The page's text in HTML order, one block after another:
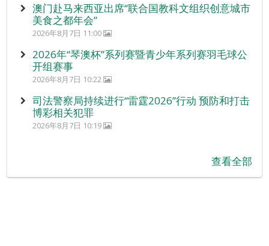
澳门赴马来西亚出席“联合国教科文组织创意城市
美食之都年会”
2026年8月7日 11:00
2026年“琴澳杯”系列赛暨青少年系列赛羽毛球公
开组赛事
2026年8月7日 10:22
司法警察局持续进行“雷霆2026”行动 预防和打击
博彩相关犯罪
2026年8月7日 10:19
查看全部